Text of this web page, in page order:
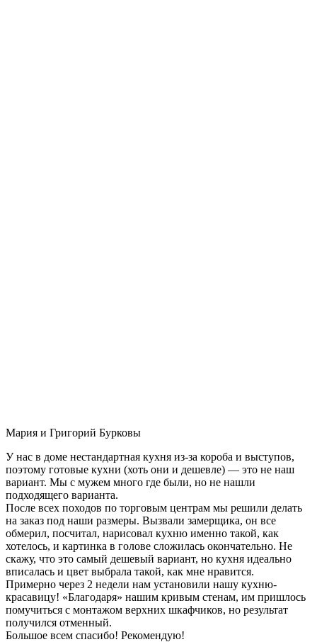
Мария и Григорий Бурковы
У нас в доме нестандартная кухня из-за короба и выступов,
поэтому готовые кухни (хоть они и дешевле) — это не наш
вариант. Мы с мужем много где были, но не нашли
подходящего варианта.
После всех походов по торговым центрам мы решили делать
на заказ под наши размеры. Вызвали замерщика, он все
обмерил, посчитал, нарисовал кухню именно такой, как
хотелось, и картинка в голове сложилась окончательно. Не
скажу, что это самый дешевый вариант, но кухня идеально
вписалась и цвет выбрала такой, как мне нравится.
Примерно через 2 недели нам установили нашу кухню-
красавицу! «Благодаря» нашим кривым стенам, им пришлось
помучиться с монтажом верхних шкафчиков, но результат
получился отменный.
Большое всем спасибо! Рекомендую!